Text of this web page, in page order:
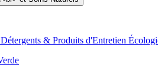
Détergents & Produits d'Entretien